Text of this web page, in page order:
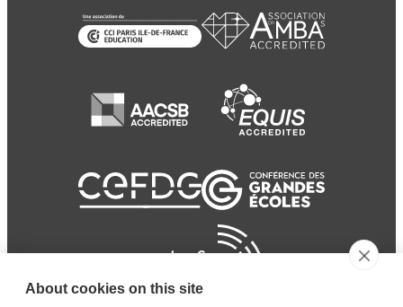
About cookies on this site